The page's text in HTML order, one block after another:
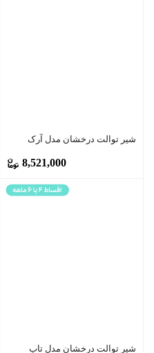
شیر توالت درخشان مدل آرک
8,521,000
شیر توالت درخشان مدل تاپ